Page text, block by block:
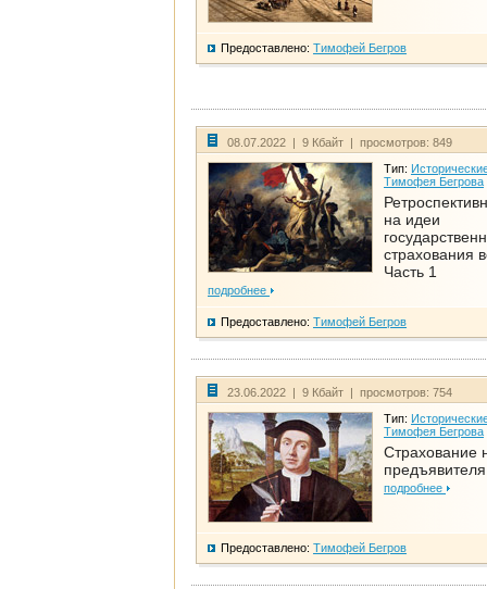
Предоставлено: Тимофей Бегров
08.07.2022 | 9 Кбайт | просмотров: 849
Тип:
Тимофея Бегрова
на идеи
страхования
Часть 1
подробнее
Предоставлено: Тимофей Бегров
23.06.2022 | 9 Кбайт | просмотров: 754
Тип:
Тимофея Бегрова
Страхование
предъявителя
подробнее
Предоставлено: Тимофей Бегров